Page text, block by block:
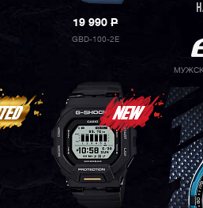
19 990P
GBD-100-2E